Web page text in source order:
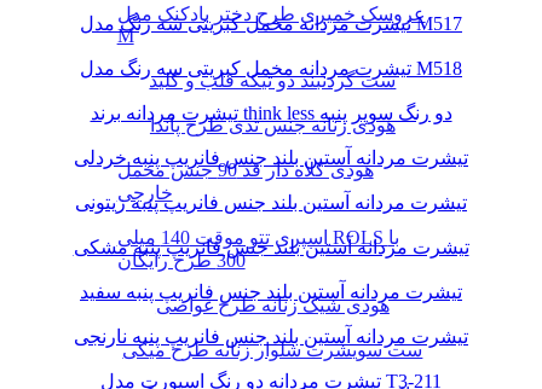
عروسک خمیری طرح دختر بادکنک مدل
M
ست گردنبند دو تیکه قلب و کلید
هودی زنانه جنس تدی طرح پاندا
هودی کلاه دار قد 90 جنس مخمل
خارجی
اسپری تتو موقت 140 میلی ROLS با
300 طرح رایگان
هودی شیک زنانه طرح غواصی
ست سویشرت شلوار زنانه طرح میکی
تیشرت مردانه مخمل کبریتی سه رنگ مدل M517
تیشرت مردانه مخمل کبریتی سه رنگ مدل M518
تیشرت مردانه برند think less دو رنگ سوپر پنبه
تیشرت مردانه آستین بلند جنس فانریپ پنبه خردلی
تیشرت مردانه آستین بلند جنس فانریپ پنبه زیتونی
تیشرت مردانه آستین بلند جنس فانریپ پنبه مشکی
تیشرت مردانه آستین بلند جنس فانریپ پنبه سفید
تیشرت مردانه آستین بلند جنس فانریپ پنبه نارنجی
تیشرت مردانه دو رنگ اسپورت مدل T3-211